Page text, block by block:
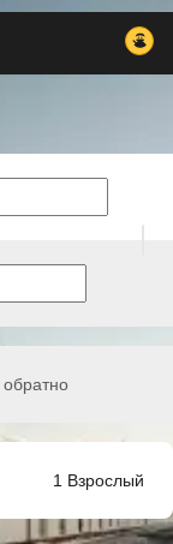
обратно
1 Взрослый